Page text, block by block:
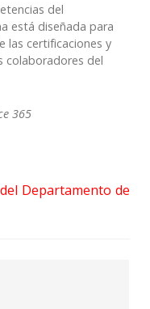
del
está diseñada para
las certificaciones y
colaboradores del
365
Departamento de